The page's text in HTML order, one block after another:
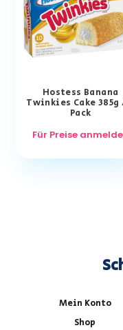
Hostess Banana
Twinkies Cake 385g
Pack
Für Preise
Mein Konto
Shop